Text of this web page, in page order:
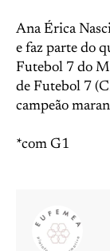
Ana Érica
e faz parte do
Futebol 7 do
de Futebol 7
campeão
*com G1